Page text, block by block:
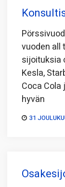
vuoden all
sijoituksia
Kesla,
Coca
hyvän
31